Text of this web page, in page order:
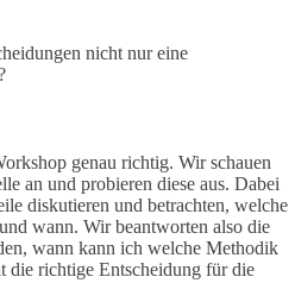
nicht nur eine
genau richtig. Wir schauen
an und probieren diese aus. Dabei
diskutieren und betrachten, welche
wann. Wir beantworten also die
wann kann ich welche Methodik
die richtige Entscheidung für die